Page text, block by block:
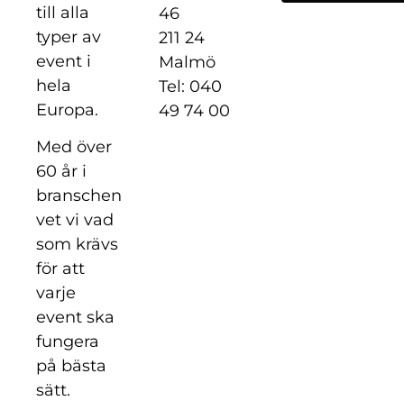
till alla
typer av
event i
hela
Europa.
Med över
60 år i
branschen
vet vi vad
som krävs
för att
varje
event ska
fungera
på bästa
sätt.
46
211 24
Malmö
Tel: 040
49 74 00